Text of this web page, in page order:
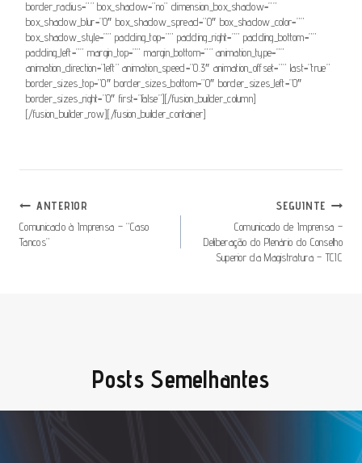
border_radius=”” box_shadow=”no” dimension_box_shadow=””
box_shadow_blur=”0″ box_shadow_spread=”0″ box_shadow_color=””
box_shadow_style=”” padding_top=”” padding_right=”” padding_bottom=””
padding_left=”” margin_top=”” margin_bottom=”” animation_type=””
animation_direction=”left” animation_speed=”0.3″ animation_offset=”” last=”true”
border_sizes_top=”0″ border_sizes_bottom=”0″ border_sizes_left=”0″
border_sizes_right=”0″ first=”false”][/fusion_builder_column]
[/fusion_builder_row][/fusion_builder_container]
Navegação
De
Artigos
ANTERIOR
Comunicado à Imprensa – “Caso
Tancos”
SEGUINTE
Comunicado de Imprensa –
Deliberação do Plenário do Conselho
Superior da Magistratura – TCIC
Posts Semelhantes